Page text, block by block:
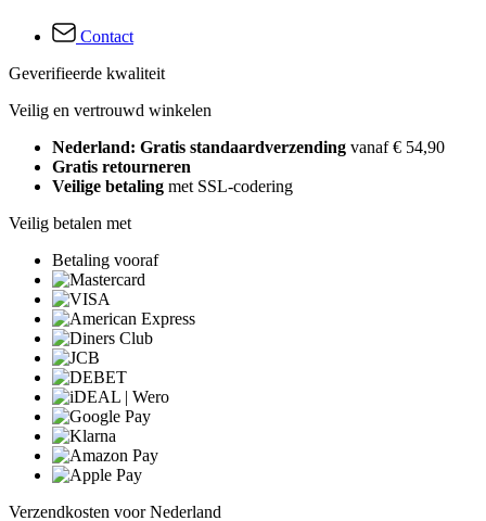
Contact
Geverifieerde kwaliteit
Veilig en vertrouwd winkelen
Nederland: Gratis standaardverzending vanaf € 54,90
Gratis retourneren
Veilige betaling met SSL-codering
Veilig betalen met
Betaling vooraf
Verzendkosten voor Nederland